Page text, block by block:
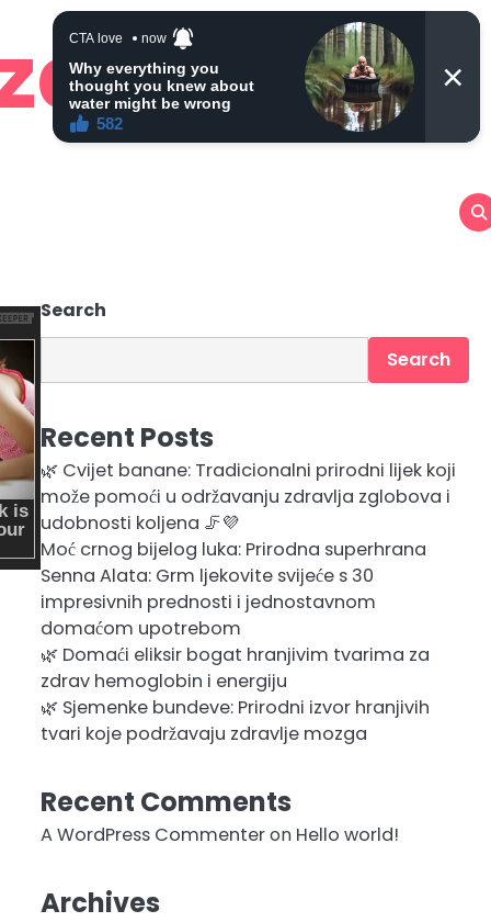
Search
Search
Recent Posts
🌿 Cvijet banane: Tradicionalni prirodni lijek koji
može pomoći u održavanju zdravlja zglobova i
udobnosti koljena 🦵💜
Moć crnog bijelog luka: Prirodna superhrana
Senna Alata: Grm ljekovite svijeće s 30
impresivnih prednosti i jednostavnom
domaćom upotrebom
🌿 Domaći eliksir bogat hranjivim tvarima za
zdrav hemoglobin i energiju
🌿 Sjemenke bundeve: Prirodni izvor hranjivih
tvari koje podržavaju zdravlje mozga
Recent Comments
A WordPress Commenteron Hello world!
Archives